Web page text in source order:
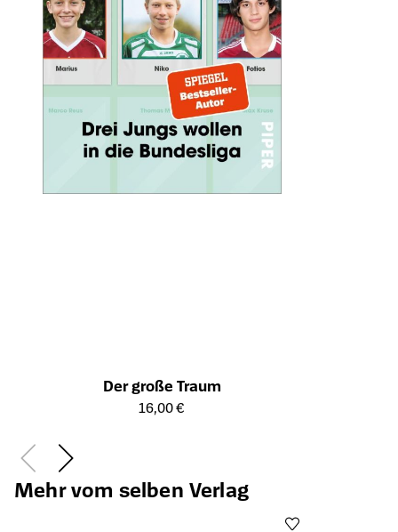
Der große Traum
Öffnet die Detailseite des Produkts
16,00 €
Mehr vom selben Verlag